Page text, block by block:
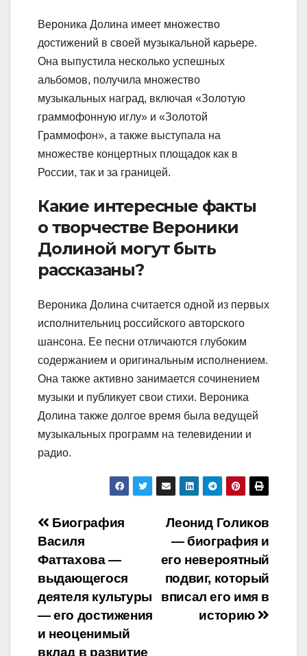
Вероника Долина имеет множество
достижений в своей музыкальной карьере.
Она выпустила несколько успешных
альбомов, получила множество
музыкальных наград, включая «Золотую
граммофонную иглу» и «Золотой
Граммофон», а также выступала на
множестве концертных площадок как в
России, так и за границей.
Какие интересные факты
о творчестве Вероники
Долиной могут быть
рассказаны?
Вероника Долина считается одной из первых
исполнительниц российского авторского
шансона. Ее песни отличаются глубоким
содержанием и оригинальным исполнением.
Она также активно занимается сочинением
музыки и публикует свои стихи. Вероника
Долина также долгое время была ведущей
музыкальных программ на телевидении и
радио.
Навигация
по
записям
Леонид Голиков
— биография и
его невероятный
подвиг, который
вписал его имя в
историю
Биография
Василя
Фаттахова —
выдающегося
деятеля культуры
— его достижения
и неоценимый
вклад в развитие